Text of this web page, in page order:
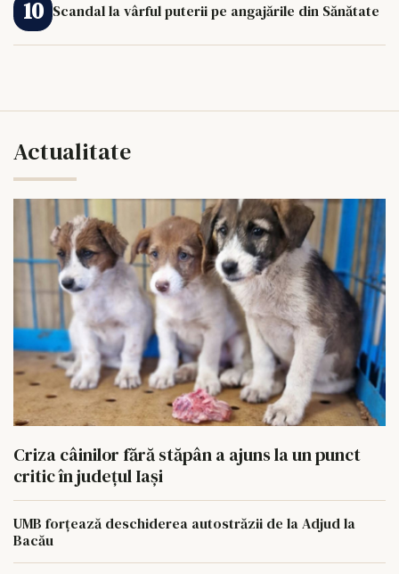
Scandal la vârful puterii pe angajările din Sănătate
Actualitate
Criza câinilor fără stăpân a ajuns la un punct
critic în județul Iași
UMB forțează deschiderea autostrăzii de la Adjud la
Bacău